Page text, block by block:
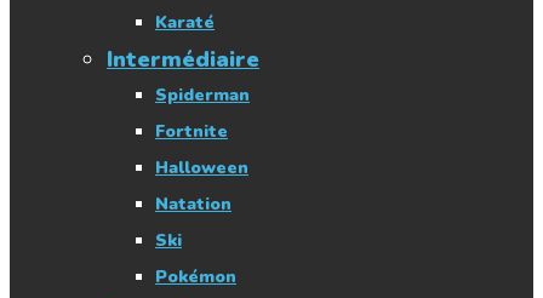
Karaté
Intermédiaire
Spiderman
Fortnite
Halloween
Natation
Ski
Pokémon